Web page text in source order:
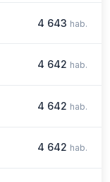
4 643 hab.
4 642 hab.
4 642 hab.
4 642 hab.